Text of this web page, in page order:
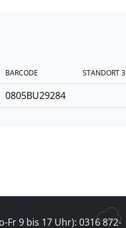
BARCODE STANDORT 3
0805BU29284
Fr 9 bis 17 Uhr): 0316 872-